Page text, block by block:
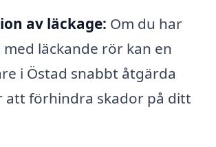
av läckage: Om du har
läckande rör kan en
i Östad snabbt åtgärda
att förhindra skador på ditt